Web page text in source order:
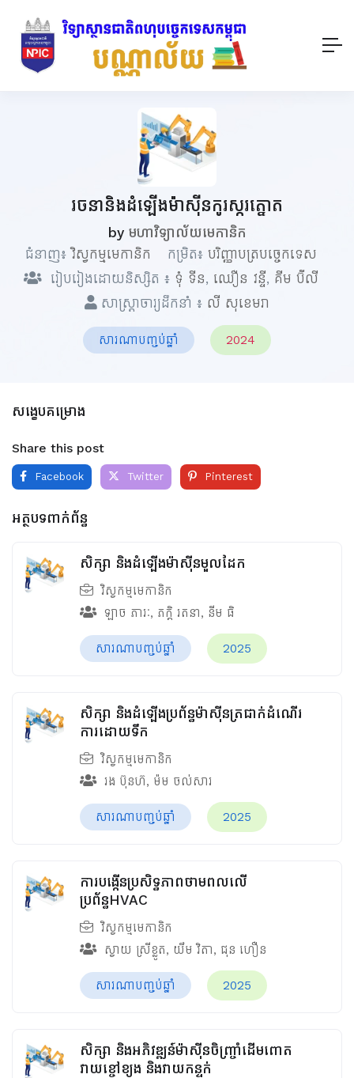
រចនា​និងដំឡើងម៉ាស៊ីនកូរស្ករត្នោត
by មហាវិទ្យាល័យមេកានិក
ជំនាញ៖វិស្វកម្មមេកានិក កម្រិត៖ បរិញ្ញាបត្របច្ចេកទេស
រៀបរៀងដោយនិស្សិត ៖ ទុំ ទីន, ឈឿន វន្ទី, គីម ប៊ីលី
សាស្ត្រាចារ្យដឹកនាំ ៖ លី សុខេមរា
សារណាបញ្ចប់ឆ្នាំ 2024
សង្ខេបគម្រោង
Share this post
Facebook Twitter Pinterest
អត្ថបទពាក់ព័ន្ធ
សិក្សា និងដំឡើងម៉ាស៊ីនមួលដែក
វិស្វកម្មមេកានិក
ឡាច ភារៈ, ភក្ដិ រតនា, នីម ធិ
សារណាបញ្ចប់ឆ្នាំ 2025
សិក្សា និងដំឡើងប្រព័ន្ធម៉ាស៊ីនត្រជាក់ដំណើរ
ការដោយទឹក
វិស្វកម្មមេកានិក
រង ប៊ុនហ៊, ម៉ម ចល់សារ
សារណាបញ្ចប់ឆ្នាំ 2025
ការបង្កើនប្រសិទ្ធភាពថាមពលលើ
ប្រព័ន្ធHVAC
វិស្វកម្មមេកានិក
ស្វាយ ស្រីខ្លូត, យឹម វិតា, ជុន ហឿន
សារណាបញ្ចប់ឆ្នាំ 2025
សិក្សា និងអភិវឌ្ឍន៍ម៉ាស៊ីនចិញ្រ្ចាំដើមពោត
វាយខ្ចៅខ្យង និងវាយកន្ទក់